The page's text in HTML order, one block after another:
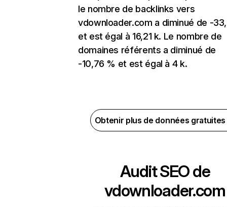
le nombre de backlinks vers
vdownloader.com a diminué de -
et est égal à 16,21 k. Le nombre de
domaines référents a diminué de
-10,76 % et est égal à 4 k.
Obtenir plus de données
Audit SEO de
vdownloader.com